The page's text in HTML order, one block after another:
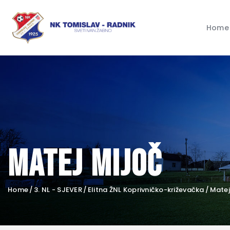
Home
Matej Mijoč
Home 3. NL - SJEVER Elitna ŽNL Koprivničko-križevačka